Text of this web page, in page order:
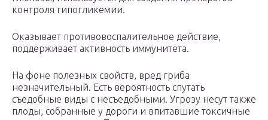
контроля гипогликемии.
Оказывает противовоспалительное действие,
поддерживает активность иммунитета.
На фоне полезных свойств, вред гриба
незначительный. Есть вероятность спутать
съедобные виды с несъедобными. Угрозу несут также
плоды, собранные у дороги и впитавшие токсичные